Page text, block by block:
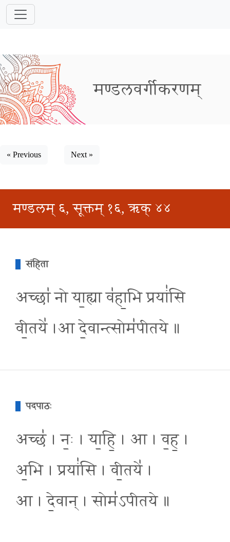
मण्डलवर्गीकरणम्
« Previous Next »
मण्डलम् ६, सूक्तम् १६, ऋक् ४४
संहिता
अच्छा॑ नो या॒ह्या व॑हा॒भि प्रयां॑सि
वी॒तये॑ ।आ दे॒वान्त्सोम॑पीतये ॥
पदपाठः
अच्छ॑ । नः॒ । या॒हि॒ । आ । व॒ह॒ ।
अ॒भि । प्रयां॑सि । वी॒तये॑ ।
आ । दे॒वान् । सोम॑ऽपीतये ॥